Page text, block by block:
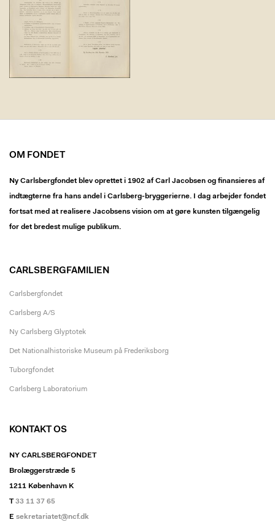
OM FONDET
Ny Carlsbergfondet blev oprettet i 1902 af Carl Jacobsen og finansieres af
indtægterne fra hans andel i Carlsberg-bryggerierne. I dag arbejder fondet
fortsat med at realisere Jacobsens vision om at gøre kunsten tilgængelig
for det bredest mulige publikum.
CARLSBERGFAMILIEN
Carlsbergfondet
Carlsberg A/S
Ny Carlsberg Glyptotek
Det Nationalhistoriske Museum på Frederiksborg
Tuborgfondet
Carlsberg Laboratorium
KONTAKT OS
NY CARLSBERGFONDET
Brolæggerstræde 5
1211 København K
T33 11 37 65
E sekretariatet@ncf.dk